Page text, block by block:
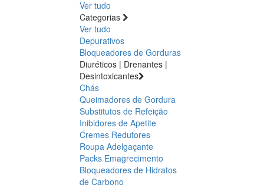
Ver tudo
Categorias
Ver tudo
Depurativos
Bloqueadores de Gorduras
Diuréticos | Drenantes |
Desintoxicantes
Chás
Queimadores de Gordura
Substitutos de Refeição
Inibidores de Apetite
Cremes Redutores
Roupa Adelgaçante
Packs Emagrecimento
Bloqueadores de Hidratos
de Carbono